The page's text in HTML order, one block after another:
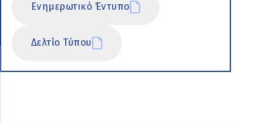
Ενημερωτικό Έντυπο
Δελτίο Τύπου